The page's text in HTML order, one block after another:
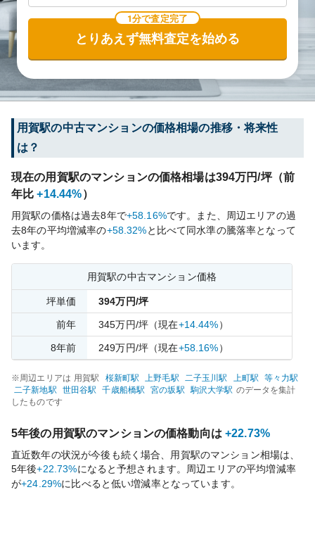
1分で査定完了
とりあえず無料査定を始める
用賀駅の中古マンションの価格相場の推移・将来性
は？
現在の用賀駅のマンションの価格相場は394万円/坪（前
年比 +14.44%）
用賀駅の価格は過去8年で+58.16%です。
また、周辺エリアの過
去8年の平均増減率の+58.32%と比べて同水準の騰落率となって
います。
用賀駅の中古マンション価格
坪単価 394万円/坪
前年 345万円/坪 （現在+14.44%）
8年前 249万円/坪 （現在+58.16%）
※周辺エリアは 用賀駅 桜新町駅 上野毛駅 二子玉川駅 上町駅 等々力駅
二子新地駅 世田谷駅 千歳船橋駅 宮の坂駅 駒沢大学駅 のデータを集計
したものです
5年後の用賀駅のマンションの価格動向は +22.73%
直近数年の状況が今後も続く場合、 用賀駅のマンション相場は、
5年後+22.73%になると予想されます。周辺エリアの平均増減率
が+24.29%に比べると低い増減率となっています。